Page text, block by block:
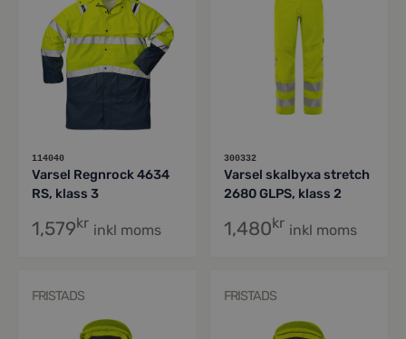
114040
Varsel Regnrock 4634
RS, klass 3
1,579kr inkl moms
300332
Varsel skalbyxa stretch
2680 GLPS, klass 2
1,480kr inkl moms
FRISTADS FRISTADS